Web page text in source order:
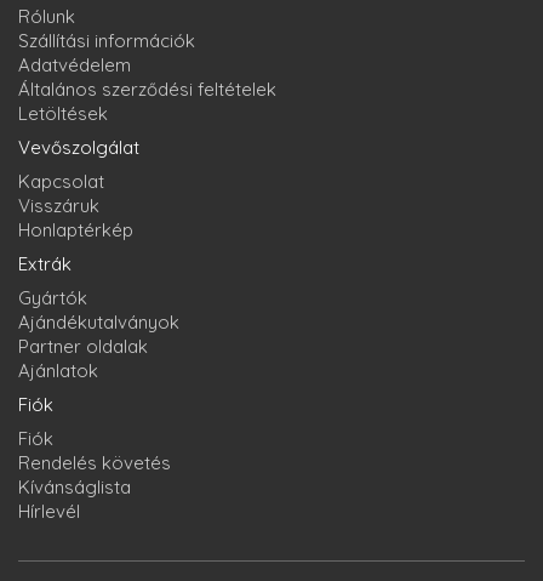
Rólunk
Szállítási információk
Adatvédelem
Általános szerződési feltételek
Letöltések
Vevőszolgálat
Kapcsolat
Visszáruk
Honlaptérkép
Extrák
Gyártók
Ajándékutalványok
Partner oldalak
Ajánlatok
Fiók
Fiók
Rendelés követés
Kívánságlista
Hírlevél